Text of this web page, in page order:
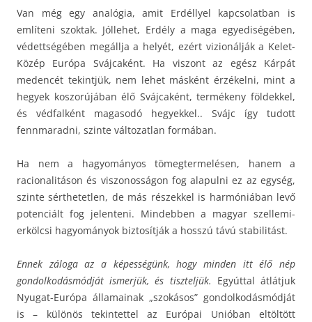
Van még egy analógia, amit Erdéllyel kapcsolatban is
említeni szoktak. Jóllehet, Erdély a maga egyediségében,
védettségében megállja a helyét, ezért vizionálják a Kelet-
Közép Európa Svájcaként. Ha viszont az egész Kárpát
medencét tekintjük, nem lehet másként érzékelni, mint a
hegyek koszorújában élő Svájcaként, termékeny földekkel,
és védfalként magasodó hegyekkel.. Svájc így tudott
fennmaradni, szinte változatlan formában.
Ha nem a hagyományos tömegtermelésen, hanem a
racionalitáson és viszonosságon fog alapulni ez az egység,
szinte sérthetetlen, de más részekkel is harmóniában levő
potenciált fog jelenteni. Mindebben a magyar szellemi-
erkölcsi hagyományok biztosítják a hosszú távú stabilitást.
Ennek záloga az a képességünk, hogy minden itt élő nép
gondolkodásmódját ismerjük, és tiszteljük. Egyúttal átlátjuk
Nyugat-Európa államainak „szokásos” gondolkodásmódját
is – különös tekintettel az Európai Unióban eltöltött